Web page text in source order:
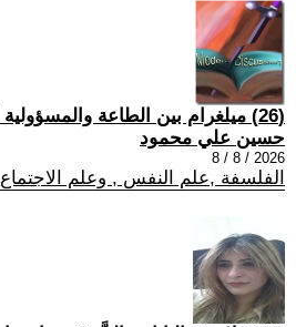
(26) ميلغرام بين الطاعة والمسؤولية الأخلاقية
حسين علي محمود
2026 / 8 / 8
الفلسفة ,علم النفس , وعلم الاجتماع